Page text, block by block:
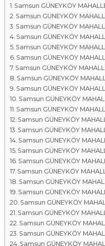
a
l
a
r
ı
Samsun GÜNEYKÖY
Samsun GÜNEYKÖY
Samsun GÜNEYKÖY
Samsun GÜNEYKÖY
Samsun GÜNEYKÖY
Samsun GÜNEYKÖY
Samsun GÜNEYKÖY
Samsun GÜNEYKÖY
Samsun GÜNEYKÖY
Samsun GÜNEYKÖY
Samsun GÜNEYKÖY
Samsun GÜNEYKÖY
Samsun GÜNEYKÖY
Samsun GÜNEYKÖY
Samsun GÜNEYKÖY
Samsun GÜNEYKÖY
Samsun GÜNEYKÖY
Samsun GÜNEYKÖY
Samsun GÜNEYKÖY
Samsun GÜNEYKÖY
Samsun GÜNEYKÖY
Samsun GÜNEYKÖY
Samsun GÜNEYKÖY
Samsun GÜNEYKÖY